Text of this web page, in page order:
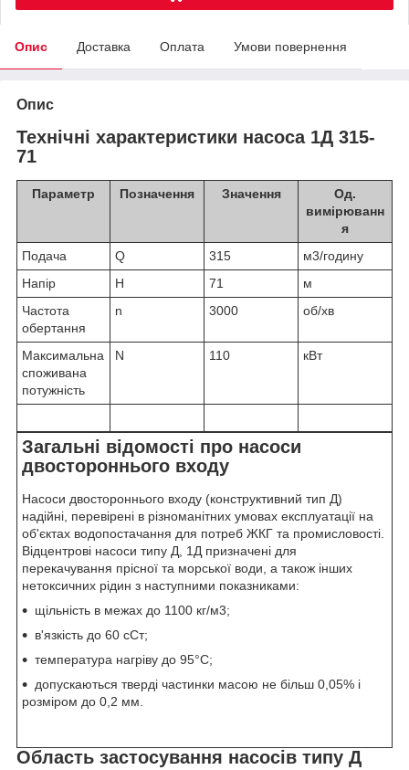
Опис Доставка Оплата Умови повернення
Опис
Технічні характеристики насоса 1Д 315-
71
Параметр Позначення Значення
Од.
вимірюванн
я
Подача
Q 315
м3/годину
Напір
H 71
м
Частота
обертання
n 3000 об/хв
Максимальна
споживана
потужність
N 110 кВт
Загальні відомості про насоси
двостороннього входу
Насоси двостороннього входу (конструктивний тип Д)
надійні, перевірені в різноманітних умовах експлуатації на
об'єктах водопостачання для потреб ЖКГ та промисловості.
Відцентрові насоси типу Д, 1Д призначені для
перекачування прісної та морської води, а також інших
нетоксичних рідин з наступними показниками:
щільність в межах до 1100 кг/м3;
в'язкість до 60 сСт;
температура нагріву до 95°С;
допускаються тверді частинки масою не більш 0,05% і
розміром до 0,2 мм.
Область застосування насосів типу Д